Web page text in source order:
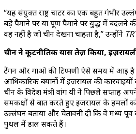
“यह संयुक्त राष्ट्र चार्टर का एक बहुत गंभीर
बड़े पैमाने पर या पूर्ण पैमाने पर युद्ध में बदलने
वह नहीं है जो चीन देखना चाहता है,” उन्होंने
चीन ने कूटनीतिक प्रयास तेज़ किया,
टैंगन और गाओ की टिप्पणी ऐसे समय में आई
आधिकारिक बयानों में इजरायल की कार्रवाइयों
चीन के विदेश मंत्री वांग यी ने पिछले सप्ताह
समकक्षों से बात करते हुए इजरायल के हमलों को
उल्लंघन बताया और चेतावनी दी कि वे मध्य
पुथल में डाल सकते हैं।